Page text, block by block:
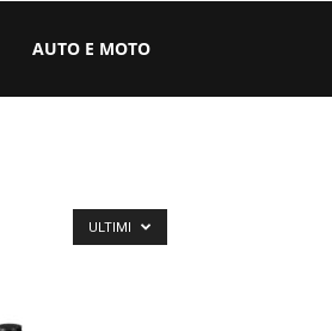
AUTO E MOTO
ULTIMI